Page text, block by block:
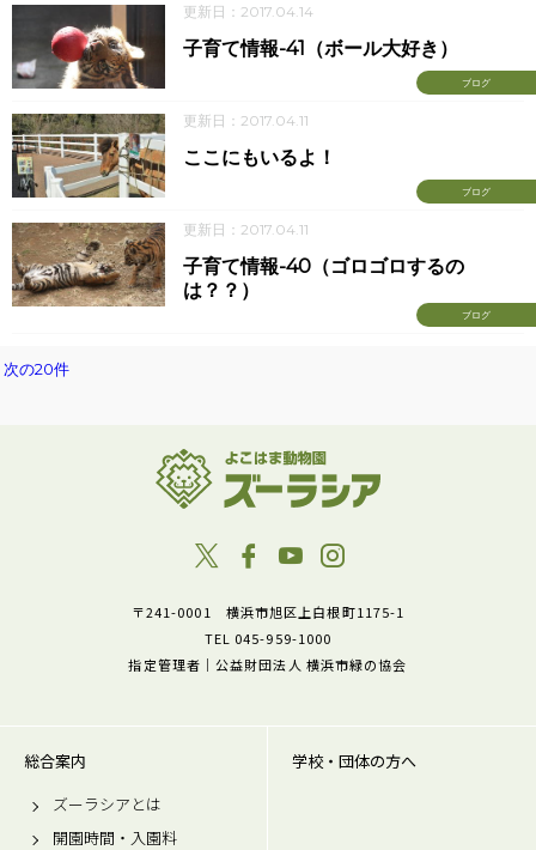
更新日：2017.04.14
ブログ
子育て情報-41（ボール大好き）
更新日：2017.04.11
ブログ
ここにもいるよ！
更新日：2017.04.11
ブログ
子育て情報-40（ゴロゴロするの
は？？）
次の20件
〒241-0001 横浜市旭区上白根町1175-1
TEL 045-959-1000
指定管理者｜公益財団法人 横浜市緑の協会
総合案内
ズーラシアとは
開園時間・入園料
学校・団体の方へ